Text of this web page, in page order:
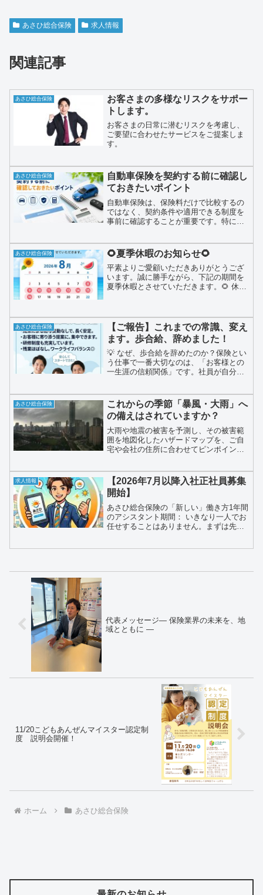
あさひ総合保険 求人情報
関連記事
あさひ総合保険
お客さまの多様なリスクをサポー
トします。
お客さまの日常に潜むリスクを考慮し、
ご要望に合わせたサービスをご提案しま
す。
あさひ総合保険
自動車保険を契約する前に確認し
ておきたいポイント
自動車保険は、保険料だけで比較するの
ではなく、契約条件や適用できる制度を
事前に確認することが重要です。特に等
ントです。契約前に確認しておくこと
で、より適切な契約につながります。
あさひ総合保険 🌻夏季休暇のお知らせ🌻
平素よりご愛顧いただきありがとうござ
います。誠に勝手ながら、下記の期間を
夏季休暇とさせていただきます。🌻 休業
熱中症や事故に...
あさひ総合保険
【ご報告】これまでの常識、変え
ます。歩合給、辞めました！
💡 なぜ、歩合給を辞めたのか？保険とい
う仕事で一番大切なのは、「お客様との
一生涯の信頼関係」です。社員が自分の
提案はできないと考えました。「じっく
り知識を身につけ、自信を持ってお客様
の役に立ってほしい」「安心して、長
く、腰を据えて働いてほしい」そんな想
いから生まれた、私たちの新しい挑戦で
す！
あさひ総合保険
これからの季節「暴風・大雨」へ
の備えはされていますか？
大雨や地震の被害を予測し、その被害範
囲を地図化したハザードマップを、ご自
宅や会社の住所に合わせてピンポイント
求人情報
【2026年7月以降入社正社員募集
開始】
あさひ総合保険の「新しい」働き方1年間
のアシスタント期間： いきなり一人でお
任せすることはありません。まずは先輩
イル自由♪： 自分らしいスタイルのま
代表メッセージ― 保険業界の未来を、地
域とともに ―
11/20こどもあんぜんマイスター認定制
度 説明会開催！
ホーム あさひ総合保険